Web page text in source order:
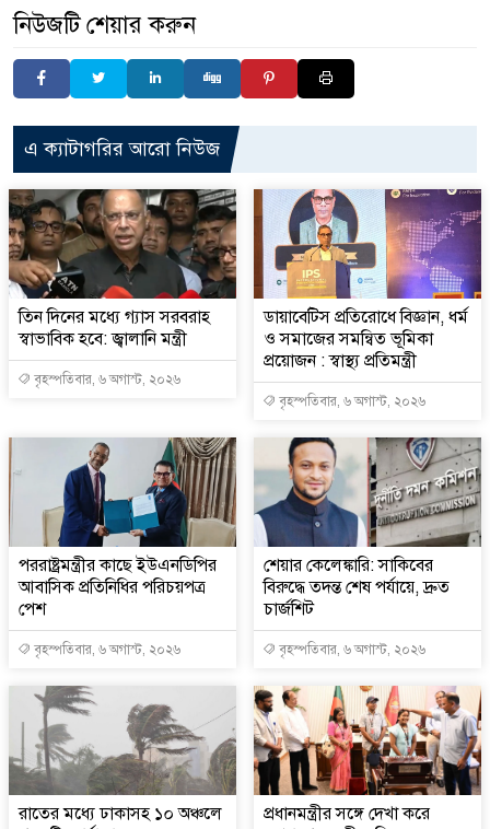
নিউজটি শেয়ার করুন
এ ক্যাটাগরির আরো নিউজ
তিন দিনের মধ্যে গ্যাস সরবরাহ
স্বাভাবিক হবে: জ্বালানি মন্ত্রী
বৃহস্পতিবার, ৬ অগাস্ট, ২০২৬
ডায়াবেটিস প্রতিরোধে বিজ্ঞান, ধর্ম
ও সমাজের সমন্বিত ভূমিকা
প্রয়োজন : স্বাস্থ্য প্রতিমন্ত্রী
বৃহস্পতিবার, ৬ অগাস্ট, ২০২৬
পররাষ্ট্রমন্ত্রীর কা‌ছে ইউএনডিপির
আবাসিক প্রতিনিধির পরিচয়পত্র
পেশ
বৃহস্পতিবার, ৬ অগাস্ট, ২০২৬
শেয়ার কেলেঙ্কারি: সাকিবের
বিরুদ্ধে তদন্ত শেষ পর্যায়ে, দ্রুত
চার্জশিট
বৃহস্পতিবার, ৬ অগাস্ট, ২০২৬
রাতের মধ্যে ঢাকাসহ ১০ অঞ্চলে
প্রধানমন্ত্রীর সঙ্গে দেখা করে